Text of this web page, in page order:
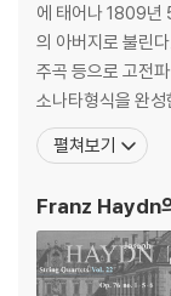
에 태어나 1809년
의 아버지로 불린
주곡 등으로 고전
소나타형식을 완
과 '천지창조(天
태어난 그는
펼쳐보기
Franz Haydn